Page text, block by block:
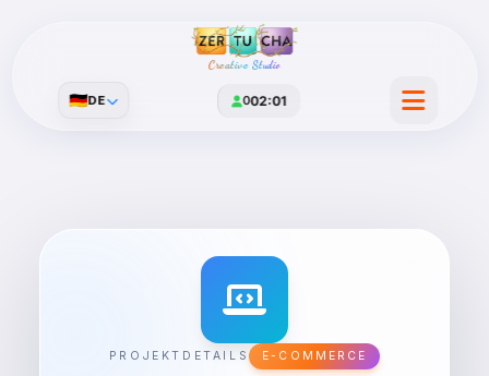
Creative Studio
002:01
🇩🇪DE
PROJEKTDETAILS E-COMMERCE